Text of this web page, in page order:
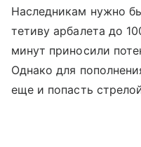
Наследникам нужно
тетиву арбалета до
минут приносили
Однако для
еще и попасть